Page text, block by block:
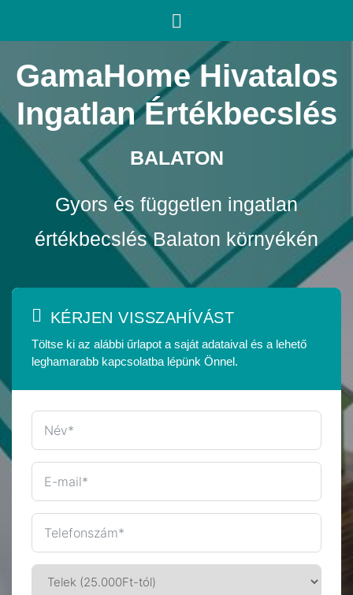
GamaHome Hivatalos
Ingatlan Értékbecslés
BALATON
Gyors és független ingatlan
értékbecslés Balaton környékén
KÉRJEN VISSZAHÍVÁST
Töltse ki az alábbi űrlapot a saját adataival és a lehető
leghamarabb kapcsolatba lépünk Önnel.